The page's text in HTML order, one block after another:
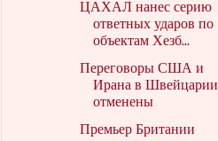
ЦАХАЛ нанес серию
ответных ударов по
объектам Хезб...
Переговоры США и
Ирана в Швейцарии
отменены
Премьер Британии